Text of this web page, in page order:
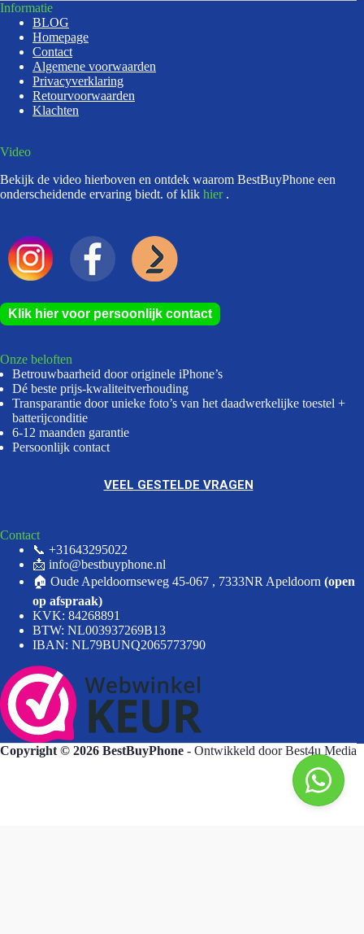
Informatie
BLOG
Homepage
Contact
Algemene voorwaarden
Privacyverklaring
Retourvoorwaarden
Klachten
Video
Bekijk de video hierboven en ontdek waarom BestBuyPhone een
onderscheidende ervaring biedt. of klik hier .
Klik hier voor persoonlijk contact
Onze beloften
Betrouwbaarheid door originele iPhone’s
Dé beste prijs-kwaliteitverhouding
Transparantie door unieke foto’s van het daadwerkelijke toestel +
batterijconditie
6-12 maanden garantie
Persoonlijk contact
VEEL GESTELDE VRAGEN
Contact
📞 +31643295022
📩 info@bestbuyphone.nl
🏠 Oude Apeldoornseweg 45-067 , 7333NR Apeldoorn (open
op afspraak)
KVK: 84268891
BTW: NL003937269B13
IBAN: NL79BUNQ2065773790
Copyright © 2026 BestBuyPhone - Ontwikkeld doorBest4u Media